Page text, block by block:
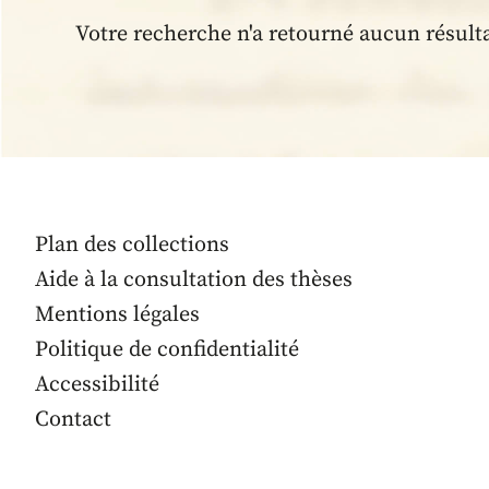
Votre recherche n'a retourné aucun
Plan des collections
Aide à la consultation des thèses
Mentions légales
Politique de confidentialité
Accessibilité
Contact